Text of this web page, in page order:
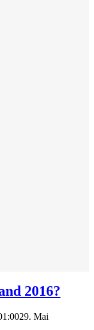
2016?
29. Mai